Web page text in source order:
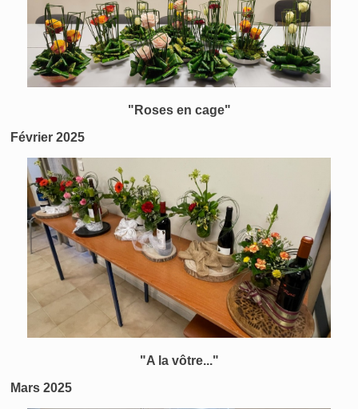
"Roses en cage"
Février 2025
"A la vôtre..."
Mars 2025